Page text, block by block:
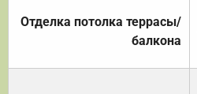
Отделка потолка террасы/
балкона